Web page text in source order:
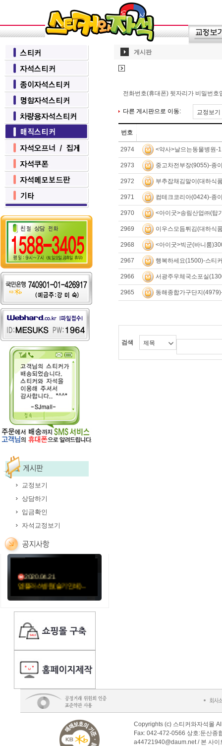
교정보기
상담하기
입금확인
자석교정보기
2020.05.12
투...
2020.05.06
미소요양병원(성민문화사...
2020.04.21
엠플러스병원(슬기인쇄)...
2020.04.21
2020.04.21
성가롤로병원(먹는약)순...
게시판
전화번호(휴대폰) 뒷자리가 비밀번호
다른 게시판으로 이동:
번호
2974 <약사>날으는동물병원-
2973 중고차전부장(9055)-종
2972 부추잡채김말이(대하식
2971 컴테크코리아(0424)-종
2970 <아이굿>송림산업㈜(탑
2969 이우스모듬튀김(대하식
2968 <아이굿>빅군(바니룸
2967 행복하세요(1500)-스티
2966 서광주우체국소포실
2965 동해종합가구단지
검색
Copyrights (c) 스티커와자석몰
Fax: 042-472-0566 상호:둔산종
a44721940@daum.net / 본 사이